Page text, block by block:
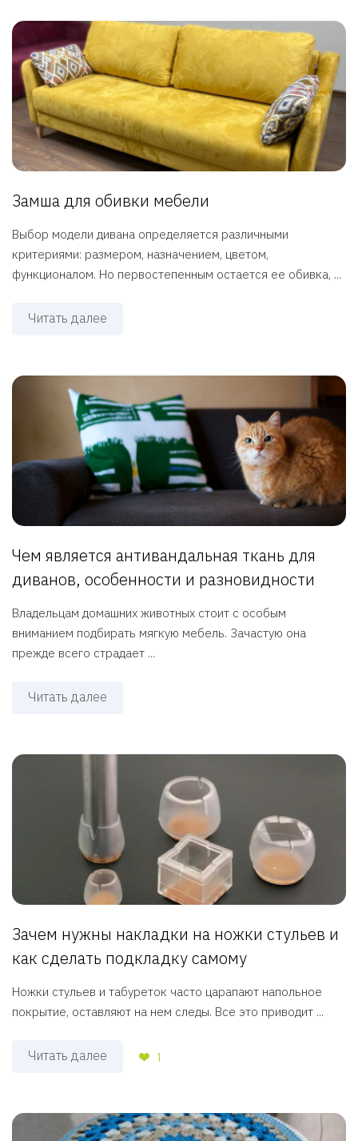
Замша для обивки мебели
Выбор модели дивана определяется различными
критериями: размером, назначением, цветом,
функционалом. Но первостепенным остается ее обивка, ...
Читать далее
Чем является антивандальная ткань для
диванов, особенности и разновидности
Владельцам домашних животных стоит с особым
вниманием подбирать мягкую мебель. Зачастую она
прежде всего страдает ...
Читать далее
Зачем нужны накладки на ножки стульев и
как сделать подкладку самому
Ножки стульев и табуреток часто царапают напольное
покрытие, оставляют на нем следы. Все это приводит ...
Читать далее 1